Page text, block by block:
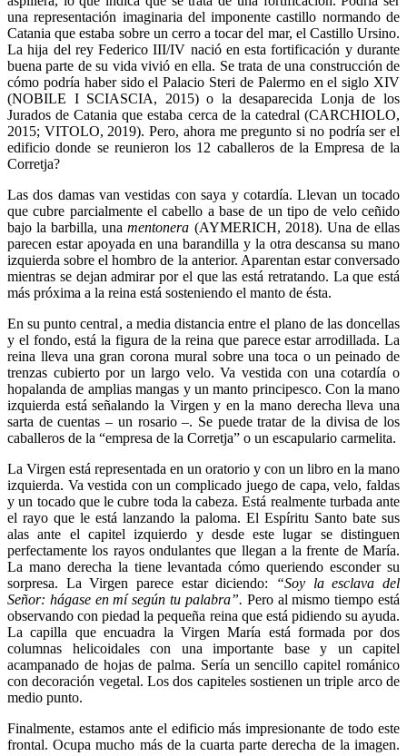
una representación imaginaria del imponente castillo normando de
Catania que estaba sobre un cerro a tocar del mar, el Castillo Ursino.
La hija del rey Federico III/IV nació en esta fortificación y durante
buena parte de su vida vivió en ella. Se trata de una construcción de
cómo podría haber sido el Palacio Steri de Palermo en el siglo XIV
(NOBILE I SCIASCIA, 2015) o la desaparecida Lonja de los
Jurados de Catania que estaba cerca de la catedral (CARCHIOLO,
2015; VITOLO, 2019). Pero, ahora me pregunto si no podría ser el
edificio donde se reunieron los 12 caballeros de la Empresa de la
Corretja?
Las dos damas van vestidas con saya y cotardía. Llevan un tocado
que cubre parcialmente el cabello a base de un tipo de velo ceñido
bajo la barbilla, unamentonera (AYMERICH, 2018). Una de ellas
parecen estar apoyada en una barandilla y la otra descansa su mano
izquierda sobre el hombro de la anterior. Aparentan estar conversado
mientras se dejan admirar por el que las está retratando. La que está
más próxima a la reina está sosteniendo el manto de ésta.
En su punto central, a media distancia entre el plano de las doncellas
y el fondo, está la figura de la reina que parece estar arrodillada. La
reina lleva una gran corona mural sobre una toca o un peinado de
trenzas cubierto por un largo velo. Va vestida con una cotardía o
hopalanda de amplias mangas y un manto principesco. Con la mano
izquierda está señalando la Virgen y en la mano derecha lleva una
sarta de cuentas – un rosario –. Se puede tratar de la divisa de los
caballeros de la “empresa de la Corretja” o un escapulario carmelita.
La Virgen está representada en un oratorio y con un libro en la mano
izquierda. Va vestida con un complicado juego de capa, velo, faldas
y un tocado que le cubre toda la cabeza. Está realmente turbada ante
el rayo que le está lanzando la paloma. El Espíritu Santo bate sus
alas ante el capitel izquierdo y desde este lugar se distinguen
perfectamente los rayos ondulantes que llegan a la frente de María.
La mano derecha la tiene levantada cómo queriendo esconder su
sorpresa. La Virgen parece estar diciendo:
“Soy la esclava del
Señor: hágase en mí según tu palabra”. Pero al mismo tiempo está
observando con piedad la pequeña reina que está pidiendo su ayuda.
La capilla que encuadra la Virgen María está formada por dos
columnas helicoidales con una importante base y un capitel
acampanado de hojas de palma. Sería un sencillo capitel románico
con decoración vegetal. Los dos capiteles sostienen un triple arco de
medio punto.
Finalmente, estamos ante el edificio más impresionante de todo este
frontal. Ocupa mucho más de la cuarta parte derecha de la imagen.